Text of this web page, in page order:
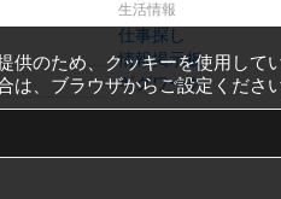
生活情報
仕事探し
情報掲示板
ギグワーク
供のため、クッキーを使用して
、ブラウザからご設定ください